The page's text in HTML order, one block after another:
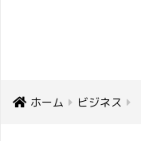
ホーム ビジネス